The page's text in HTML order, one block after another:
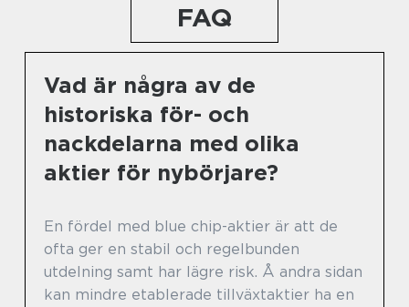
FAQ
Vad är några av de
historiska för- och
nackdelarna med olika
aktier för nybörjare?
En fördel med blue chip-aktier är att de
ofta ger en stabil och regelbunden
utdelning samt har lägre risk. Å andra sidan
kan mindre etablerade tillväxtaktier ha en